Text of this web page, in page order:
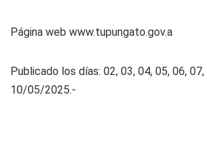
Página web www.tupungato.gov.a
Publicado los días: 02, 03, 04, 05, 06,
10/05/2025.-